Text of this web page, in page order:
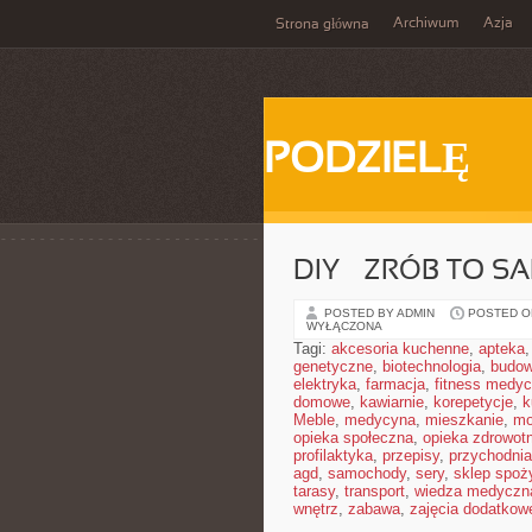
Strona główna Archiwum Azja
PODZIELĘ
DIY – ZRÓB TO
POSTED BY ADMIN POSTED
WYŁĄCZONA
Tagi: akcesoria kuchenne, apteka,
genetyczne, biotechnologia,
elektryka, farmacja, fitness
domowe, kawiarnie, korepetycje,
Meble, medycyna, mieszkanie,
opieka społeczna, opieka
profilaktyka, przepisy, przychodnia
agd, samochody, sery, sklep
tarasy, transport, wiedza
wnętrz, zabawa, zajęcia